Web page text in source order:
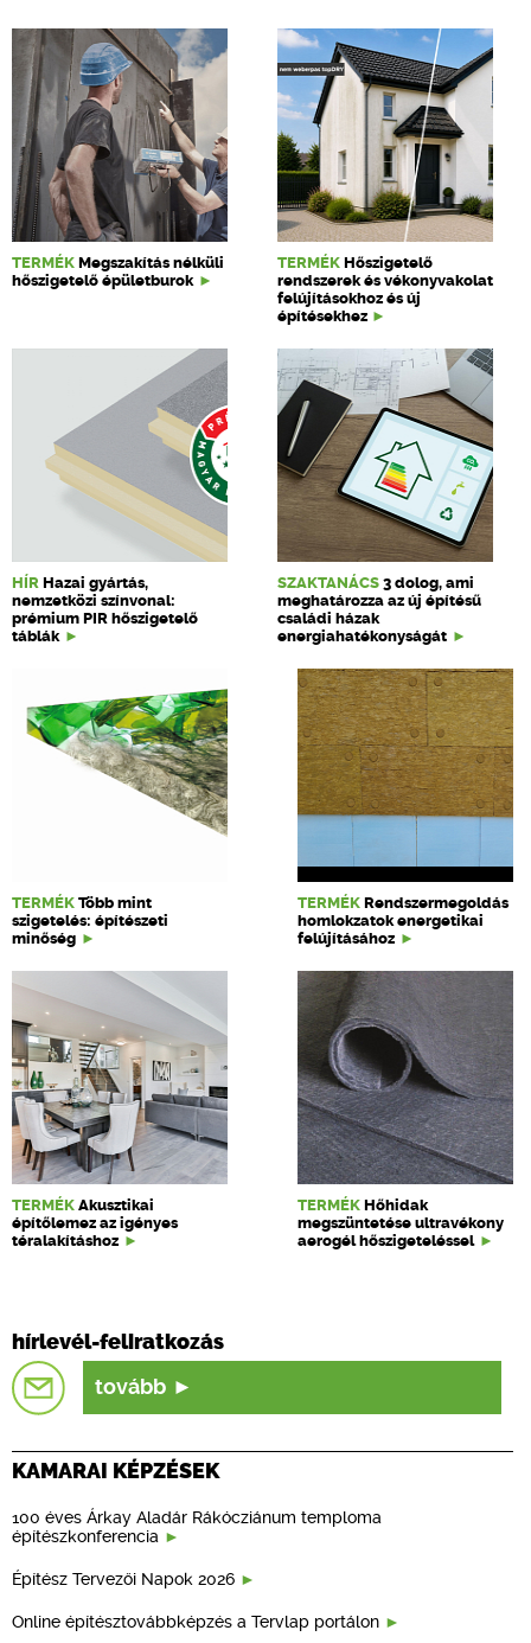
TERMÉK Megszakítás nélküli
hőszigetelő épületburok
TERMÉK Hőszigetelő
rendszerek és vékonyvakolat
felújításokhoz és új
építésekhez
HÍR Hazai gyártás,
nemzetközi színvonal:
prémium PIR hőszigetelő
táblák
SZAKTANÁCS 3 dolog, ami
meghatározza az új építésű
családi házak
energiahatékonyságát
TERMÉK Több mint
szigetelés: építészeti
minőség
TERMÉK Rendszermegoldás
homlokzatok energetikai
felújításához
TERMÉK Akusztikai
építőlemez az igényes
téralakításhoz
TERMÉK Hőhidak
megszüntetése ultravékony
aerogél hőszigeteléssel
hírlevél-feliratkozás
tovább
KAMARAI KÉPZÉSEK
100 éves Árkay Aladár Rákócziánum temploma
építészkonferencia
Építész Tervezői Napok 2026
Online építésztovábbképzés a Tervlap portálon